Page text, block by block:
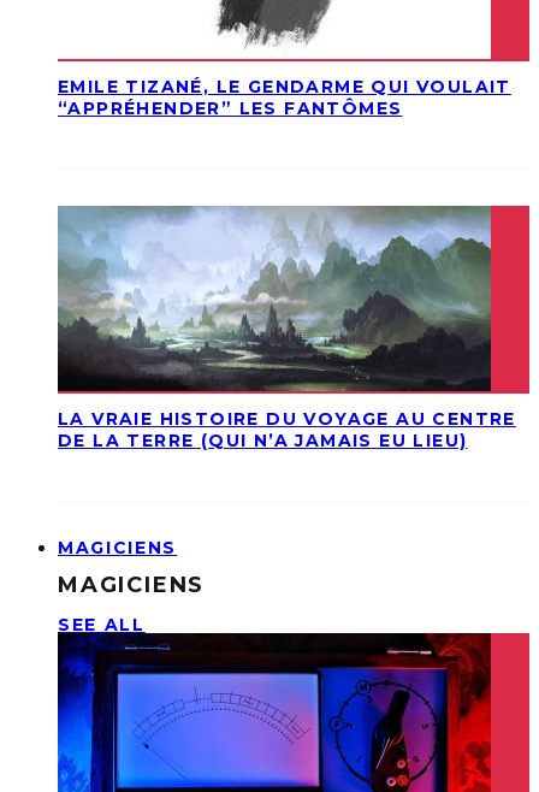
EMILE TIZANÉ, LE GENDARME QUI VOULAIT
“APPRÉHENDER” LES FANTÔMES
LA VRAIE HISTOIRE DU VOYAGE AU CENTRE
DE LA TERRE (QUI N’A JAMAIS EU LIEU)
MAGICIENS
MAGICIENS
SEE ALL